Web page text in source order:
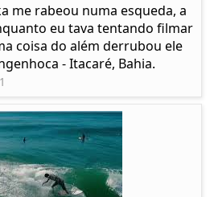
me rabeou numa esqueda, a
eu tava tentando filmar
coisa do além derrubou ele
- Itacaré, Bahia.